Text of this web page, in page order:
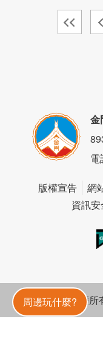
金
電
版權宣告 網
資訊
金門縣政府 版權
周邊玩什麼?